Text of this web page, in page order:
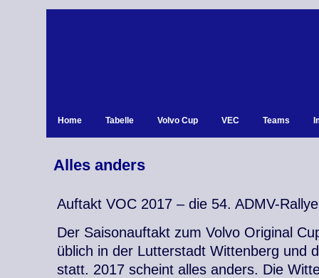
Home Tabelle Volvo Cup VEC Teams
Alles anders
Auftakt VOC 2017 – die 54. ADMV-
Der Saisonauftakt zum Volvo Original
üblich in der Lutterstadt Wittenberg und
statt. 2017 scheint alles anders. Die